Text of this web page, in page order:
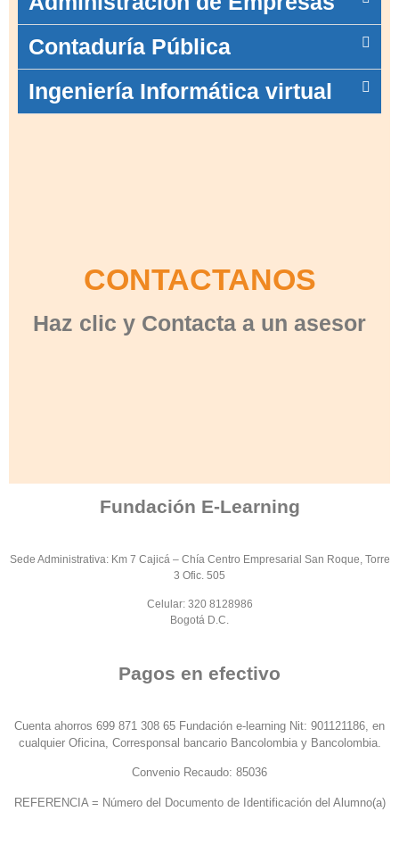
Contaduría Pública
Ingeniería Informática virtual
CONTACTANOS
Haz clic y Contacta a un asesor
Fundación E-Learning
Sede Administrativa: Km 7 Cajicá – Chía Centro Empresarial San Roque, Torre
3 Ofic. 505
Celular: 320 8128986
Bogotá D.C.
Pagos en efectivo
Cuenta ahorros 699 871 308 65 Fundación e-learning Nit: 901121186, en
cualquier Oficina, Corresponsal bancario Bancolombia y Bancolombia.
Convenio Recaudo: 85036
REFERENCIA = Número del Documento de Identificación del Alumno(a)